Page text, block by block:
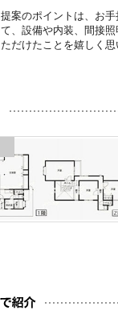
提案のポイントは、お
て、設備や内装、間接
ただけたことを嬉しく思